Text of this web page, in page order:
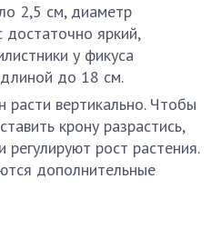
2,5 см, диаметр
яркий,
у фикуса
до 18 см.
расти вертикально. Чтобы
крону разрастись,
регулируют рост растения.
дополнительные